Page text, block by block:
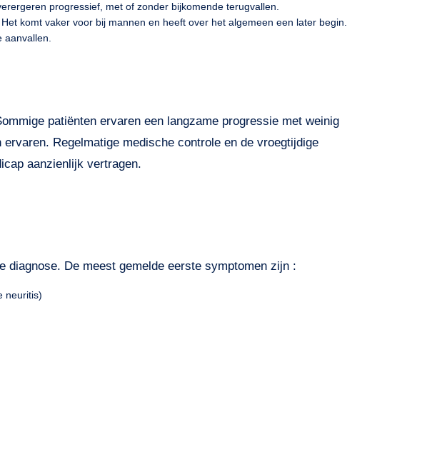
progressief, met of zonder bijkomende terugvallen.
komt vaker voor bij mannen en heeft over het algemeen een later begin.
aanvallen.
patiënten ervaren een langzame progressie met weinig
Regelmatige medische controle en de vroegtijdige
aanzienlijk vertragen.
De meest gemelde eerste symptomen zijn :
neuritis)